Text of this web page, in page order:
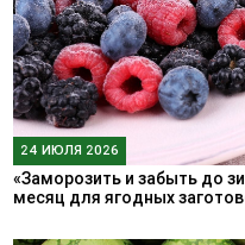
24 ИЮЛЯ 2026
«Заморозить и забыть до
месяц для ягодных